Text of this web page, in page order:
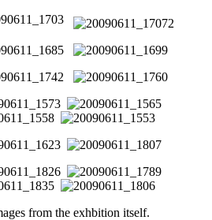
from the exhbition itself.